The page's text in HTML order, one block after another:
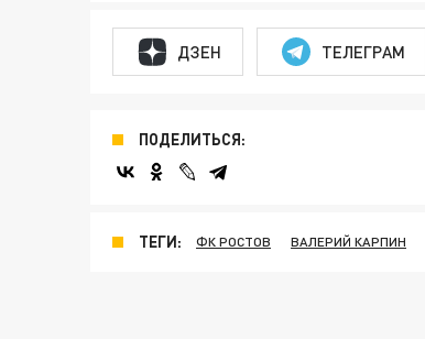
ДЗЕН ТЕЛЕГРАМ
ПОДЕЛИТЬСЯ:
ТЕГИ: ФК РОСТОВ ВАЛЕРИЙ КАРПИН